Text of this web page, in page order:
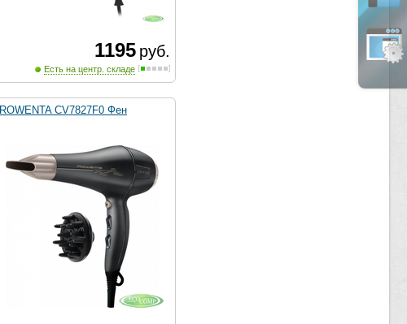
1195 руб.
Есть на центр. складе
ROWENTA CV7827F0 Фен